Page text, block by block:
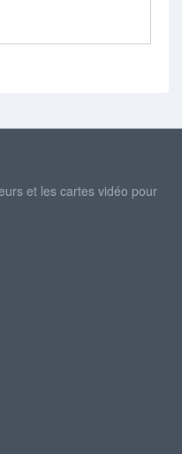
et les cartes vidéo pour